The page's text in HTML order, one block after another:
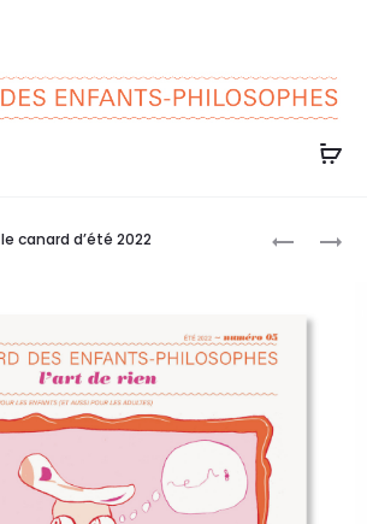
2022
le canard d’été 2022